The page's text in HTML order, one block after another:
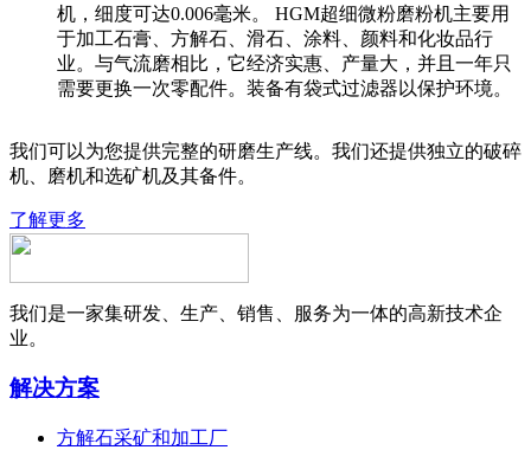
机，细度可达0.006毫米。 HGM超细微粉磨粉机主要用
于加工石膏、方解石、滑石、涂料、颜料和化妆品行
业。与气流磨相比，它经济实惠、产量大，并且一年只
需要更换一次零配件。装备有袋式过滤器以保护环境。
我们可以为您提供完整的研磨生产线。我们还提供独立的破碎
机、磨机和选矿机及其备件。
了解更多
我们是一家集研发、生产、销售、服务为一体的高新技术企
业。
解决方案
方解石采矿和加工厂